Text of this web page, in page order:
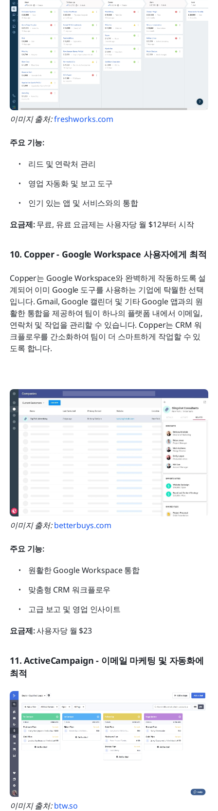
이미지 출처: freshworks.com
주요 기능:
리드 및 연락처 관리
영업 자동화 및 보고 도구
인기 있는 앱 및 서비스와의 통합
요금제: 무료, 유료 요금제는 사용자당 월 $12부터 시작
10. Copper - Google Workspace 사용자에게 최적
Copper는 Google Workspace와 완벽하게 작동하도록 설
계되어 이미 Google 도구를 사용하는 기업에 탁월한 선택
입니다. Gmail, Google 캘린더 및 기타 Google 앱과의 원
활한 통합을 제공하여 팀이 하나의 플랫폼 내에서 이메일,
연락처 및 작업을 관리할 수 있습니다. Copper는 CRM 워
크플로우를 간소화하여 팀이 더 스마트하게 작업할 수 있
도록 합니다.
이미지 출처: betterbuys.com
주요 기능:
원활한 Google Workspace 통합
맞춤형 CRM 워크플로우
고급 보고 및 영업 인사이트
요금제: 사용자당 월 $23
11. ActiveCampaign - 이메일 마케팅 및 자동화에
최적
이미지 출처: btw.so